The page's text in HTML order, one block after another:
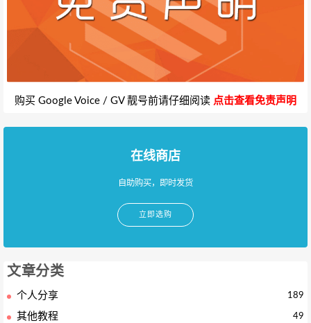
购买 Google Voice / GV 靓号前请仔细阅读 点击查看免责声明
在线商店
自助购买，即时发货
立即选购
文章分类
个人分享 189
其他教程 49